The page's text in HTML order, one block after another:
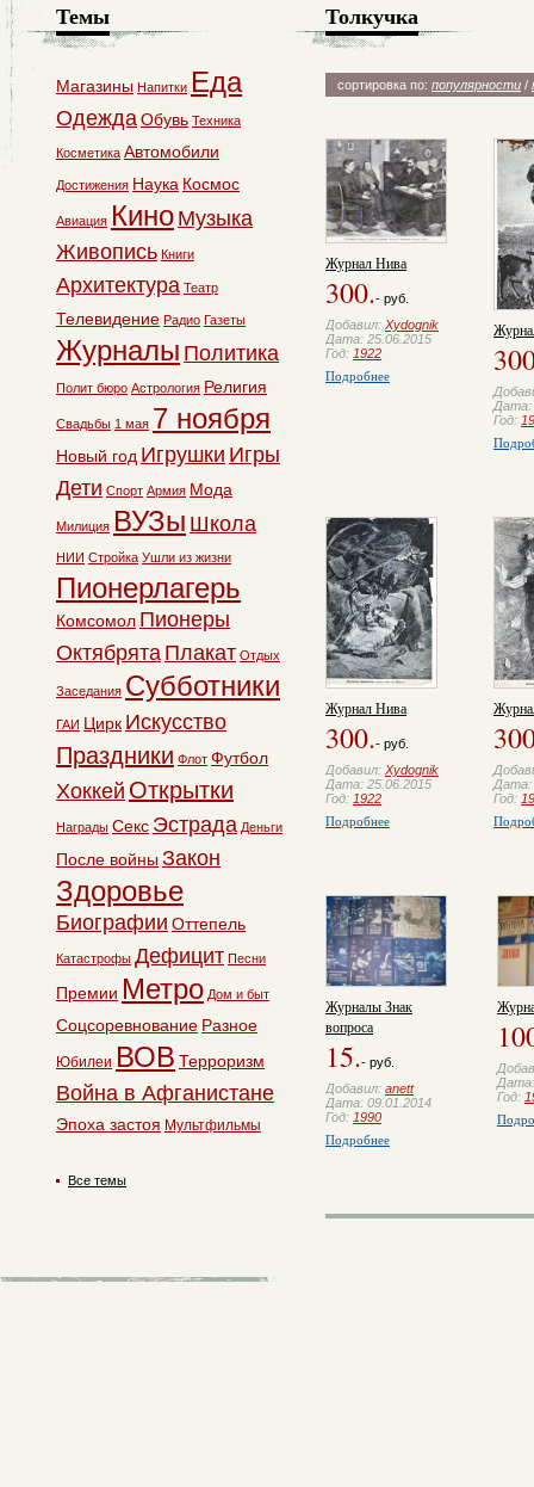
Толкучка
сортировка по: популярности /
Журнал Нива
300.- руб.
Добавил: Xydognik
Дата: 25.06.2015
Год: 1922
Подробнее
Дата:
Год:
Журнал Нива
300.- руб.
Добавил: Xydognik
Дата: 25.06.2015
Год: 1922
Подробнее
Дата:
Год:
Журналы Знак
вопроса
15.- руб.
Добавил: anett
Дата: 09.01.2014
Год: 1990
Подробнее
Год:
Темы
Магазины Напитки Еда
ОдеждаОбувь Техника
Косметика Автомобили
Достижения Наука Космос
Авиация Кино Музыка
Живопись Книги
Архитектура Театр
Телевидение Радио Газеты
Журналы Политика
Полит бюро Астрология Религия
Свадьбы 1 мая 7 ноября
Новый год Игрушки Игры
Дети Спорт Армия Мода
Милиция ВУЗы Школа
НИИ Стройка Ушли из жизни
Пионерлагерь
Комсомол Пионеры
Октябрята Плакат Отдых
Заседания Субботники
ГАИ Цирк Искусство
Праздники Флот Футбол
Хоккей Открытки
Награды Секс Эстрада Деньги
После войны Закон
Здоровье
Биографии Оттепель
Катастрофы Дефицит Песни
Премии Метро Дом и быт
Соцсоревнование Разное
Юбилеи ВОВ Терроризм
Война в Афганистане
Эпоха застоя Мультфильмы
Все темы